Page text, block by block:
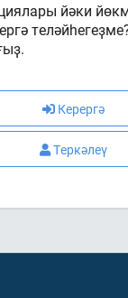
йәки
Керергә
Теркәлеү